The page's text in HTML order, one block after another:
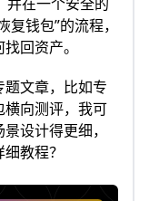
钱包”的流程，
回资产。
文章，比如专
横向测评，我可
设计得更细，
教程？